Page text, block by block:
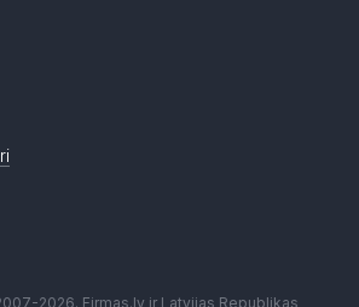
2026. Firmas.lv ir Latvijas Republikas